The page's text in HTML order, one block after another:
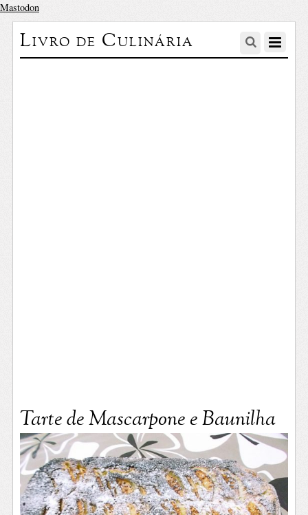
Mastodon
Livro de Culinária
Tarte de Mascarpone e Baunilha